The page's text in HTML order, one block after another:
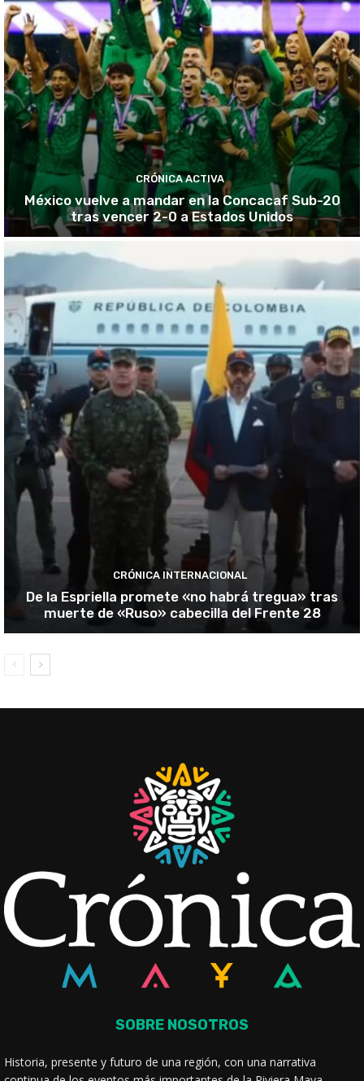
CRÓNICA ACTIVA
México vuelve a mandar en la Concacaf Sub-20
tras vencer 2-0 a Estados Unidos
CRÓNICA INTERNACIONAL
De la Espriella promete «no habrá tregua» tras
muerte de «Ruso» cabecilla del Frente 28
SOBRE NOSOTROS
Historia, presente y futuro de una región, con una narrativa